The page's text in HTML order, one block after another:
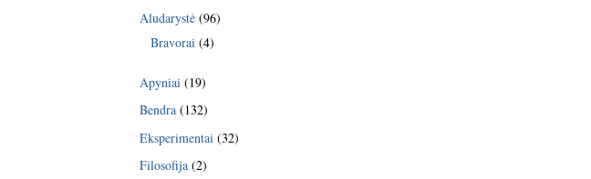
Aludarystė (96)
Bravorai (4)
Apyniai (19)
Bendra (132)
Eksperimentai (32)
Filosofija (2)